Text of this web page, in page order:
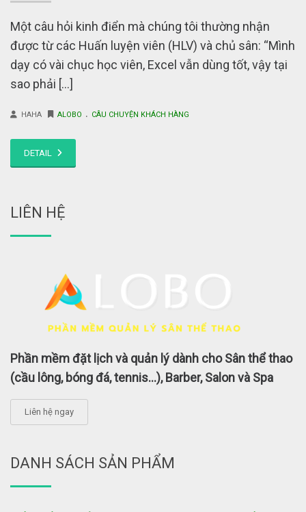
Một câu hỏi kinh điển mà chúng tôi thường nhận
được từ các Huấn luyện viên (HLV) và chủ sân: “Mình
dạy có vài chục học viên, Excel vẫn dùng tốt, vậy tại
sao phải […]
HAHA ALOBO . CÂU CHUYỆN KHÁCH HÀNG
DETAIL
LIÊN HỆ
Phần mềm đặt lịch và quản lý dành cho Sân thể thao
(cầu lông, bóng đá, tennis...), Barber, Salon và Spa
Liên hệ ngay
DANH SÁCH SẢN PHẨM